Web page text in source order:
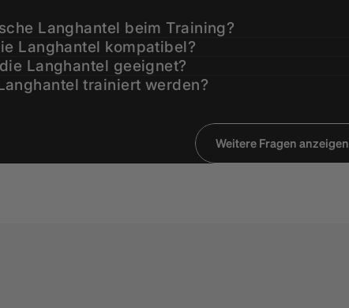
Langhantel beim Training?
Langhantel kompatibel?
Langhantel geeignet?
trainiert werden?
Weitere Fragen anzeigen